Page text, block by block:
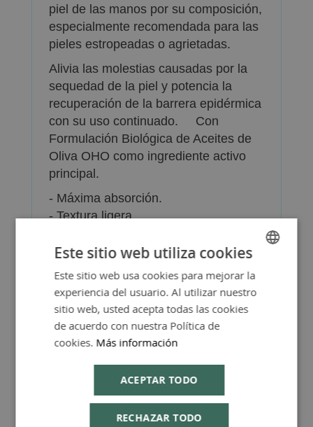
piel de las manos por su composición,
especialmente recomendada para las
pieles estropeadas o agrietadas.
Alivia las molestias causadas por la
sequedad de la piel y potencia la
recuperación de la barrera epidérmica
con su uso continuado. Con
Formulación Biológica de Aceites de
Oliva OHO como ingrediente activo
principal.
- Máxima absorción.
- Textura ligera.
parabenos.
- Dermatológicamente testado
Más Información
SPANISH
ENGLISH
Este sitio web utiliza cookies
Este sitio web usa cookies para mejorar la
experiencia del usuario. Al utilizar nuestro
sitio web, usted acepta todas las cookies
de acuerdo con nuestra Política de
cookies. Más información
ACEPTAR TODO
RECHAZAR TODO